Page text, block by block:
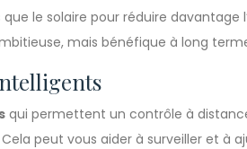
que le solaire pour réduire davantage
mais bénéfique à long
qui permettent un contrôle à
peut vous aider à surveiller et à